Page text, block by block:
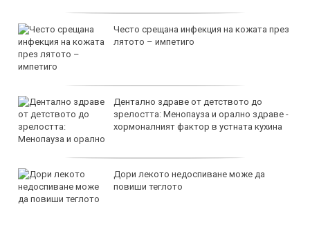
Често срещана инфекция на кожата през
лятото – импетиго
Дентално здраве от детството до
зрелостта: Менопауза и орално здраве -
хормоналният фактор в устната кухина
Дори лекото недоспиване може да
повиши теглото